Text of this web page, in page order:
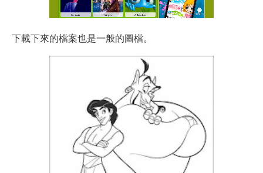
下載下來的檔案也是一般的圖檔。